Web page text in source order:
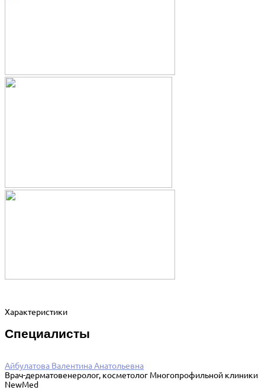
Характеристики
Специалисты
Айбулатова Валентина Анатольевна
Врач-дерматовенеролог, косметолог Многопрофильной клиники
NewMed